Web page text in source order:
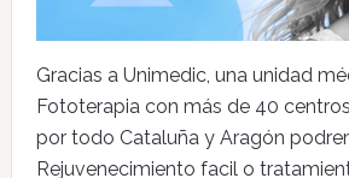
Gracias a Unimedic, una unidad
Fototerapia con más de 40
por todo Cataluña y Aragón
Rejuvenecimiento facil o